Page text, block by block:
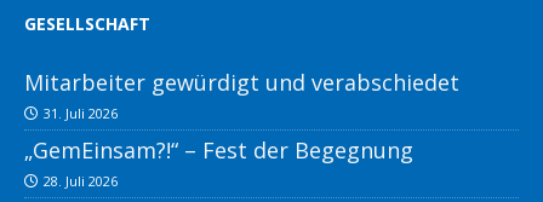
GESELLSCHAFT
Mitarbeiter gewürdigt und verabschiedet
31. Juli 2026
„GemEinsam?!“ – Fest der Begegnung
28. Juli 2026